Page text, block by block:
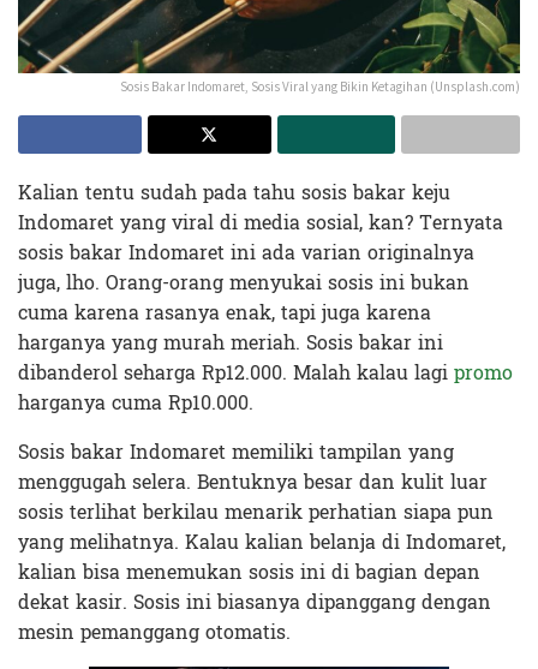
Sosis Bakar Indomaret, Sosis Viral yang Bikin Ketagihan (Unsplash.com)
Kalian tentu sudah pada tahu sosis bakar keju
Indomaret yang viral di media sosial, kan? Ternyata
sosis bakar Indomaret ini ada varian originalnya
juga, lho. Orang-orang menyukai sosis ini bukan
cuma karena rasanya enak, tapi juga karena
harganya yang murah meriah. Sosis bakar ini
dibanderol seharga Rp12.000. Malah kalau lagipromo
harganya cuma Rp10.000.
Sosis bakar Indomaret memiliki tampilan yang
menggugah selera. Bentuknya besar dan kulit luar
sosis terlihat berkilau menarik perhatian siapa pun
yang melihatnya. Kalau kalian belanja di Indomaret,
kalian bisa menemukan sosis ini di bagian depan
dekat kasir. Sosis ini biasanya dipanggang dengan
mesin pemanggang otomatis.